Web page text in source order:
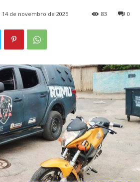
14 de novembro de 2025 0
83